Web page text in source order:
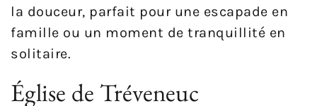
la douceur, parfait pour une escapade en
famille ou un moment de tranquillité en
solitaire.
Église de Tréveneuc